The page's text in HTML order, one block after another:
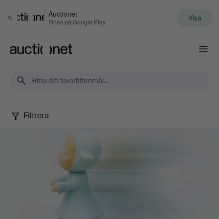
Stäng
Auctionet
Finns på Google Play Visa
Samtida
fotografi
Filtrera